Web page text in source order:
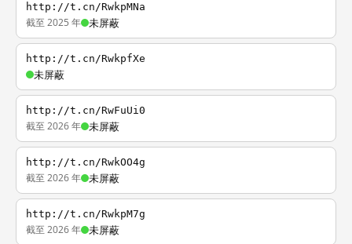
http://t.cn/RwkpMNa
截至 2025 年 未屏蔽
http://t.cn/RwkpfXe
未屏蔽
http://t.cn/RwFuUi0
截至 2026 年 未屏蔽
http://t.cn/RwkOO4g
截至 2026 年 未屏蔽
http://t.cn/RwkpM7g
截至 2026 年 未屏蔽